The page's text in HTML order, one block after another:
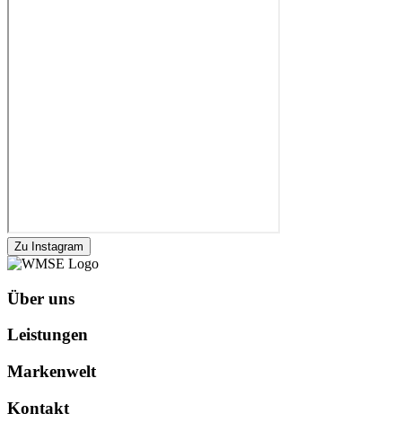
Zu Instagram
Über uns
Leistungen
Markenwelt
Kontakt